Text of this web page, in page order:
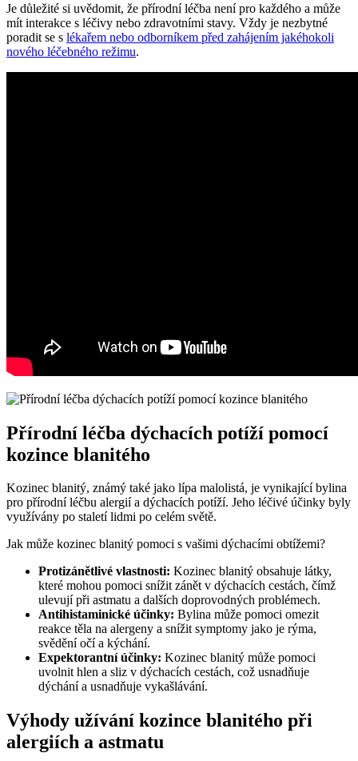
Je důležité si uvědomit, že přírodní léčba není pro každého a může
mít interakce s léčivy nebo zdravotními stavy. Vždy je nezbytné
poradit se s lékařem nebo odborníkem před zahájením jakéhokoli
nového léčebného režimu.
Přírodní léčba dýchacích potíží pomocí
kozince blanitého
Kozinec blanitý, známý také jako lípa malolistá, je vynikající bylina
pro přírodní léčbu alergií a dýchacích potíží. Jeho léčivé účinky byly
využívány po staletí lidmi po celém světě.
Jak může kozinec blanitý pomoci s vašimi dýchacími obtížemi?
Protizánětlivé vlastnosti: Kozinec blanitý obsahuje látky,
které mohou pomoci snížit zánět v dýchacích cestách, čímž
ulevují při astmatu a dalších doprovodných problémech.
Antihistaminické účinky: Bylina může pomoci omezit
reakce těla na alergeny a snížit symptomy jako je rýma,
svědění očí a kýchání.
Expektorantní účinky: Kozinec blanitý může pomoci
uvolnit hlen a sliz v dýchacích cestách, což usnadňuje
dýchání a usnadňuje vykašlávání.
Výhody užívání kozince blanitého při
alergiích a astmatu